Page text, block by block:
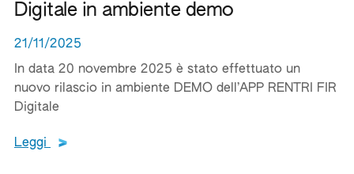
Digitale in ambiente demo
21/11/2025
In data 20 novembre 2025 è stato effettuato un
nuovo rilascio in ambiente DEMO dell’APP RENTRI FIR
Digitale
Leggi Leggi tutto il testo del documento